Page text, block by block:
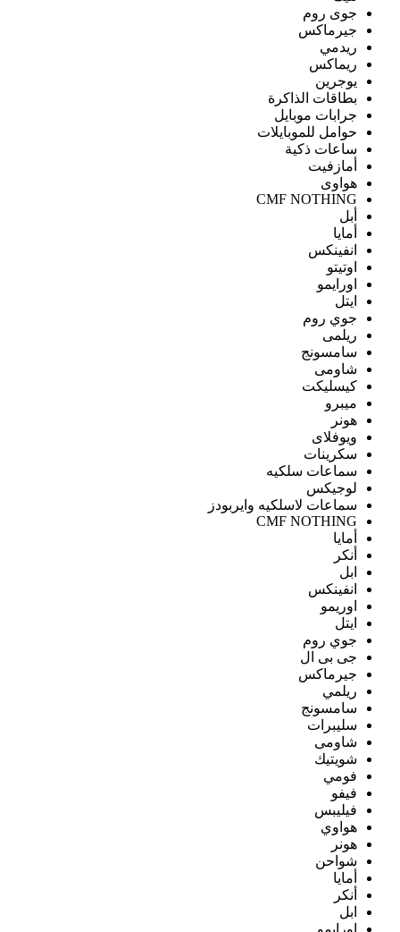
جوى روم
جيرماكس
ريدمي
ريماكس
يوجرين
بطاقات الذاكرة
جرابات موبايل
حوامل للموبايلات
ساعات ذكية
أمازفيت
هواوى
CMF NOTHING
أبل
أمايا
انفينكس
اوتيتو
اورايمو
ايتل
جوي روم
ريلمى
سامسونج
شاومى
كيسليكت
ميبرو
هونر
ويوفلاى
سكرينات
سماعات سلكيه
لوجيكس
سماعات لاسلكيه وايربودز
CMF NOTHING
أمايا
أنكر
ابل
انفينكس
اوريمو
ايتل
جوي روم
جى بى ال
جيرماكس
ريلمي
سامسونج
سليبرات
شاومى
شويتيك
فومي
فيفو
فيليبس
هواوي
هونر
شواحن
أمايا
أنكر
ابل